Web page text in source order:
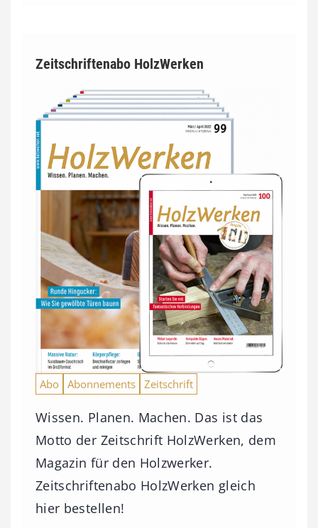
Zeitschriftenabo HolzWerken
Abo Abonnements Zeitschrift
Wissen. Planen. Machen. Das ist das
Motto der Zeitschrift HolzWerken, dem
Magazin für den Holzwerker.
Zeitschriftenabo HolzWerken gleich
hier bestellen!